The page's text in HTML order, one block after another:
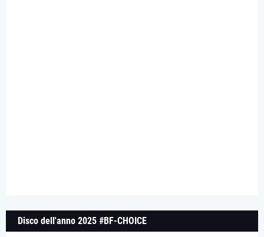
Disco dell'anno 2025 #BF-CHOICE